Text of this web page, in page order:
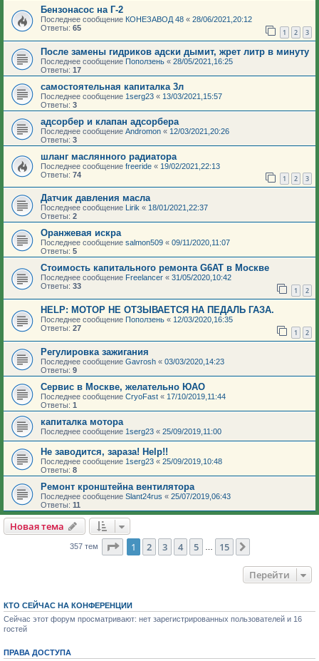
Бензонасос на Г-2
Последнее сообщение КОНЕЗАВОД 48 « 28/06/2021,20:12
Ответы: 65 1 2 3
После замены гидриков адски дымит, жрет литр в минуту
Последнее сообщение Поползень « 28/05/2021,16:25
Ответы: 17
самостоятельная капиталка 3л
Последнее сообщение 1serg23 « 13/03/2021,15:57
Ответы: 3
адсорбер и клапан адсорбера
Последнее сообщение Andromon « 12/03/2021,20:26
Ответы: 3
шланг маслянного радиатора
Последнее сообщение freeride « 19/02/2021,22:13
Ответы: 74 1 2 3
Датчик давления масла
Последнее сообщение Lirik « 18/01/2021,22:37
Ответы: 2
Оранжевая искра
Последнее сообщение salmon509 « 09/11/2020,11:07
Ответы: 5
Стоимость капитального ремонта G6AT в Москве
Последнее сообщение Freelancer « 31/05/2020,10:42
Ответы: 33 1 2
HELP: МОТОР НЕ ОТЗЫВАЕТСЯ НА ПЕДАЛЬ ГАЗА.
Последнее сообщение Поползень « 12/03/2020,16:35
Ответы: 27 1 2
Регулировка зажигания
Последнее сообщение Gavrosh « 03/03/2020,14:23
Ответы: 9
Сервис в Москве, желательно ЮАО
Последнее сообщение CryoFast « 17/10/2019,11:44
Ответы: 1
капиталка мотора
Последнее сообщение 1serg23 « 25/09/2019,11:00
Не заводится, зараза! Help!!
Последнее сообщение 1serg23 « 25/09/2019,10:48
Ответы: 8
Ремонт кронштейна вентилятора
Последнее сообщение Slant24rus « 25/07/2019,06:43
Ответы: 11
Новая тема
357 тем Страница из 15
1 2 3 4 5 15
Перейти
КТО СЕЙЧАС НА КОНФЕРЕНЦИИ
Сейчас этот форум просматривают: нет зарегистрированных пользователей и 16
гостей
ПРАВА ДОСТУПА